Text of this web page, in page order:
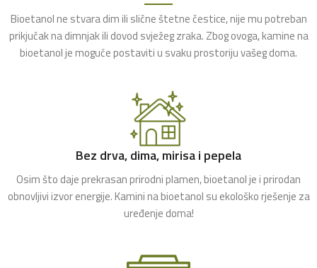
Bioetanol ne stvara dim ili slične štetne čestice, nije mu potreban
prikjučak na dimnjak ili dovod svježeg zraka. Zbog ovoga, kamine na
bioetanol je moguće postaviti u svaku prostoriju vašeg doma.
Bez drva, dima, mirisa i pepela
Osim što daje prekrasan prirodni plamen, bioetanol je i prirodan
obnovljivi izvor energije. Kamini na bioetanol su ekološko rješenje za
uređenje doma!